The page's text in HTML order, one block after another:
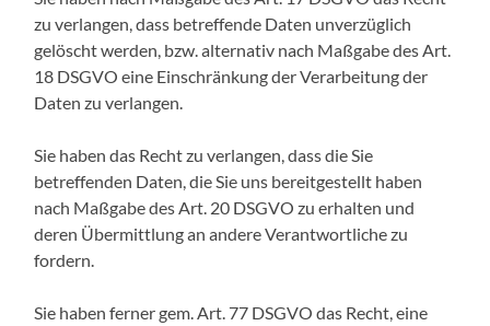
zu verlangen, dass betreffende Daten unverzüglich
gelöscht werden, bzw. alternativ nach Maßgabe des Art.
18 DSGVO eine Einschränkung der Verarbeitung der
Daten zu verlangen.
Sie haben das Recht zu verlangen, dass die Sie
betreffenden Daten, die Sie uns bereitgestellt haben
nach Maßgabe des Art. 20 DSGVO zu erhalten und
deren Übermittlung an andere Verantwortliche zu
fordern.
Sie haben ferner gem. Art. 77 DSGVO das Recht, eine